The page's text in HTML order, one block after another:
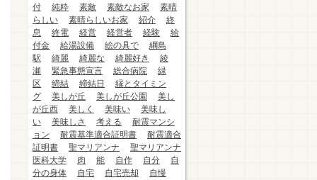
付
純粋 素敵 素敵なお家
素晴
らしい
素晴らしいお家 紹介
終
息
終電 経営 経営者 経験
給
付金
給湯設備 絵の具で
綱島
駅
綺麗 綺麗な 綺麗好き
綾
瀬
緊急事態宣言 総合病院
緑
区
締結 締結日
縁とタイミン
グ
美しが丘 美しが丘公園
美し
が丘西
美しく 美味い
美味し
い
美味しさ 考える
耐震マンシ
ョン
耐震基準適合証明書
耐震適合
証明書
聖マリアンナ
聖マリアンナ
医科大学
肉 能 自作 自分
自
分の身体
自宅 自宅売却
自慢